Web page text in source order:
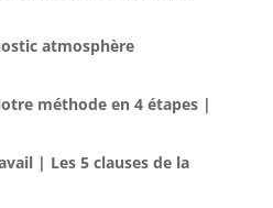
atmosphère
méthode en 4 étapes |
| Les 5 clauses de la